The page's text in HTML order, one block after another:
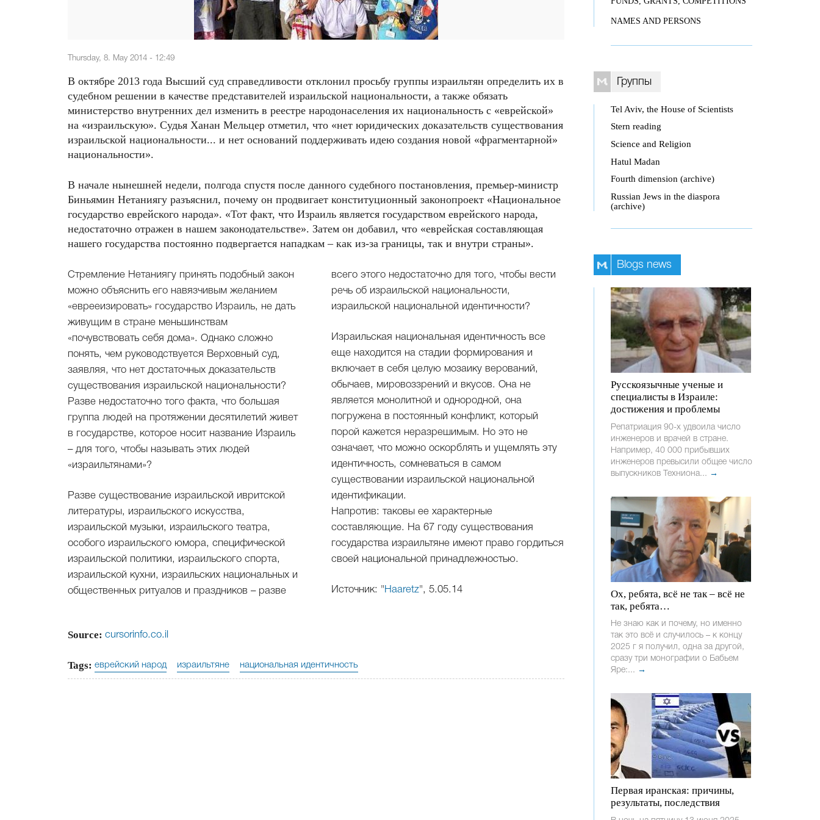
Thursday, 8. May 2014 - 12:49
В октябре 2013 года Высший суд справедливости отклонил просьбу группы израильтян определить их в
судебном решении в качестве представителей израильской национальности, а также обязать
министерство внутренних дел изменить в реестре народонаселения их национальность с «еврейской»
на «израильскую». Судья Ханан Мельцер отметил, что «нет юридических доказательств существования
израильской национальности... и нет оснований поддерживать идею создания новой «фрагментарной»
национальности».
В начале нынешней недели, полгода спустя после данного судебного постановления, премьер-министр
Биньямин Нетаниягу разъяснил, почему он продвигает конституционный законопроект «Национальное
государство еврейского народа». «Тот факт, что Израиль является государством еврейского народа,
недостаточно отражен в нашем законодательстве». Затем он добавил, что «еврейская составляющая
нашего государства постоянно подвергается нападкам – как из-за границы, так и внутри страны».
Стремление Нетаниягу принять подобный закон
можно объяснить его навязчивым желанием
«еврееизировать» государство Израиль, не дать
живущим в стране меньшинствам
«почувствовать себя дома». Однако сложно
понять, чем руководствуется Верховный суд,
заявляя, что нет достаточных доказательств
существования израильской национальности?
Разве недостаточно того факта, что большая
группа людей на протяжении десятилетий живет
в государстве, которое носит название Израиль
– для того, чтобы называть этих людей
«израильтянами»?
Разве существование израильской ивритской
литературы, израильского искусства,
израильской музыки, израильского театра,
особого израильского юмора, специфической
израильской политики, израильского спорта,
израильской кухни, израильских национальных и
общественных ритуалов и праздников – разве
всего этого недостаточно для того, чтобы вести
речь об израильской национальности,
израильской национальной идентичности?
Израильская национальная идентичность все
еще находится на стадии формирования и
включает в себя целую мозаику верований,
обычаев, мировоззрений и вкусов. Она не
является монолитной и однородной, она
погружена в постоянный конфликт, который
порой кажется неразрешимым. Но это не
означает, что можно оскорблять и ущемлять эту
идентичность, сомневаться в самом
существовании израильской национальной
идентификации.
Напротив: таковы ее характерные
составляющие. На 67 году существования
государства израильтяне имеют право гордиться
своей национальной принадлежностью.
Источник: " Haaretz", 5.05.14
Source: cursorinfo.co.il
Tags: еврейский народ израильтяне национальная идентичность
NAMES AND PERSONS
Группы
Tel Aviv, the House of Scientists
Stern reading
Science and Religion
Hatul Madan
Fourth dimension (archive)
Russian Jews in the diaspora
(archive)
Blogs news
Русскоязычные ученые и
специалисты в Израиле:
достижения и проблемы
Репатриация 90-х удвоила число
инженеров и врачей в стране.
Например, 40 000 прибывших
инженеров превысили общее число
выпускников Техниона... →
Ох, ребята, всё не так – всё не
так, ребята…
Не знаю как и почему, но именно
так это всё и случилось – к концу
2025 г я получил, одна за другой,
сразу три монографии о Бабьем
Яре:... →
Первая иранская: причины,
результаты, последствия